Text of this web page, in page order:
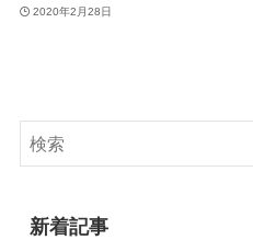
2020年2月28日
新着記事